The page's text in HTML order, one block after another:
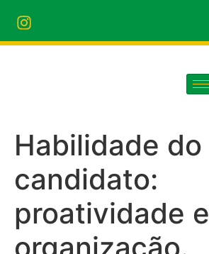
Habilidade do
candidato:
proatividade e